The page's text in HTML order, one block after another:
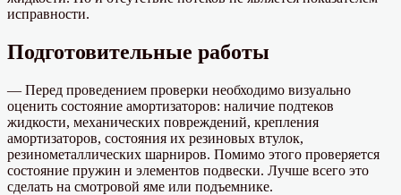
исправности.
Подготовительные работы
— Перед проведением проверки необходимо визуально
оценить состояние амортизаторов: наличие подтеков
жидкости, механических повреждений, крепления
амортизаторов, состояния их резиновых втулок,
резинометаллических шарниров. Помимо этого проверяется
состояние пружин и элементов подвески. Лучше всего это
сделать на смотровой яме или подъемнике.